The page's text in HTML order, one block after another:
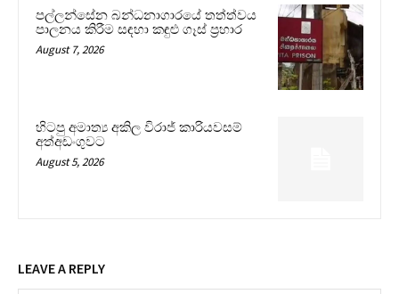
පල්ලන්සේන බන්ධනාගාරයේ තත්ත්වය
පාලනය කිරීම සඳහා කඳුළු ගෑස් ප්‍රහාර
August 7, 2026
හිටපු අමාත්‍ය අකිල විරාජ් කාරියවසම්
අත්අඩංගුවට
August 5, 2026
LEAVE A REPLY